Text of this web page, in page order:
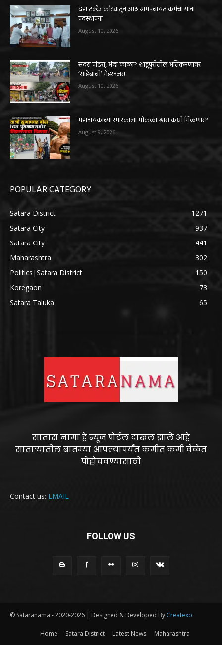
दहा टक्के कोट्यातून आठ ग्रामपंचायत कर्मचाऱ्यांना
पदस्थापना
August 10, 2026
सदरा पांढरा, धंदा काळा? शाहूपुरीतील अतिक्रमणावर
‘साहेबांची’ मेहरनजर!
August 10, 2026
महानायकाच्या स्मारकाला मोकळा श्वास कधी मिळणार?
August 9, 2026
POPULAR CATEGORY
Satara District
1271
Satara City
937
Satara City
441
Maharashtra
302
Politics|Satara District
150
Koregaon
73
Satara Taluka
65
सातारा नामा हे न्यूज पोर्टल दाखल झाले आहे
साताऱ्यातील बातम्या आपल्यापर्यंत कमीत कमी वेळेत
पोहोचवण्यासाठी
Contact us: EMAIL
FOLLOW US
© Sataranama - 2020-2026 | Designed & Developed By Createxo
Home Satara District Latest News Maharashtra